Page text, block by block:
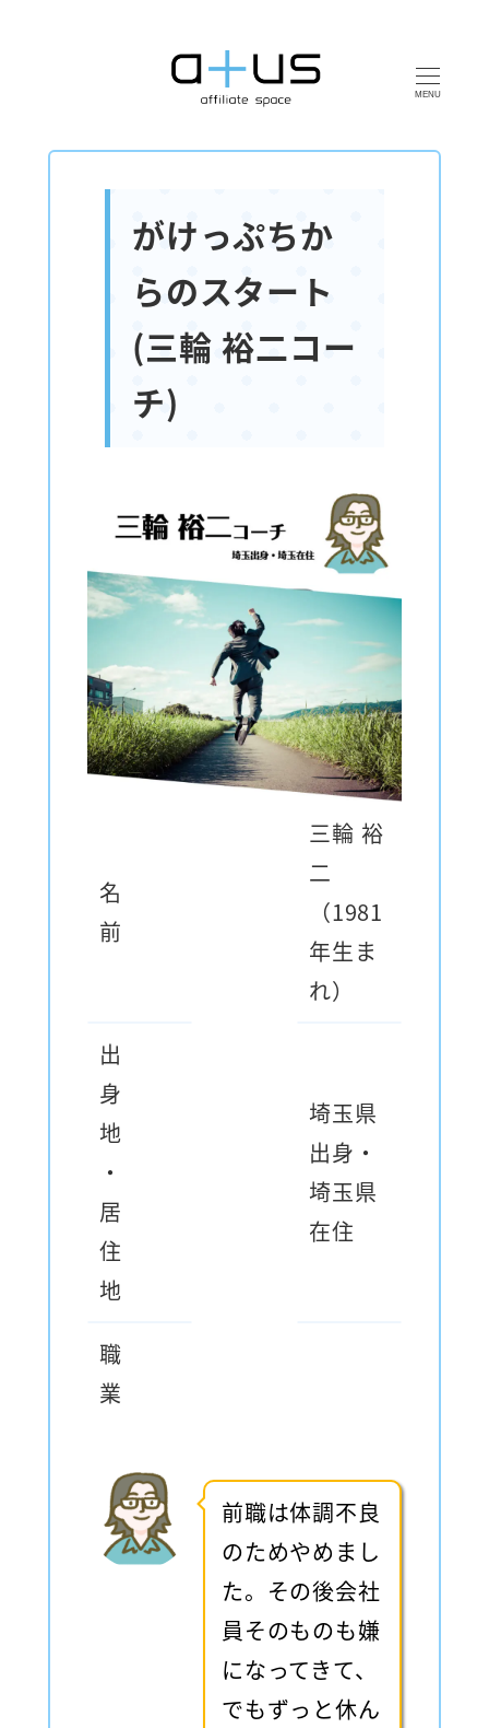
MENU
がけっぷちか
らのスタート
(三輪 裕二コー
チ)
名
前
三輪 裕
二
（1981
年生ま
れ）
出
身
地
・
居
住
地
埼玉県
出身・
埼玉県
在住
職
業
前職は体調不良
のためやめまし
た。その後会社
員そのものも嫌
になってきて、
でもずっと休ん